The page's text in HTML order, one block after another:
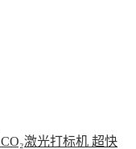
CO₂激光打标机 超快